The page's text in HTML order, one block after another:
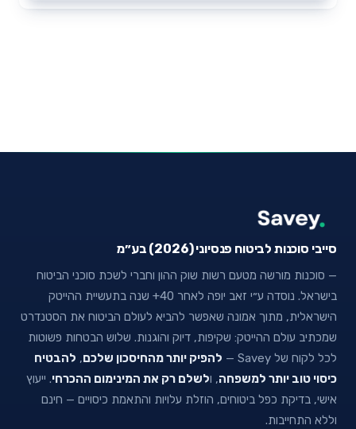
סייבי סוכנות לביטוח פנסיוני (2026) בע״מ
— סוכנות מורשה מטעם רשות שוק ההון וחברי לשכת סוכני הביטוח
בישראל. נוסדה ע״י זאב יופה לאחר 40+ שנה בתעשיית ההייטק
הישראלית, מתוך אמונה שאפשר להביא לעולם הביטוח את הסטנדרט
שמכתיב עולם ההייטק: שקיפות, דיוק והוגנות. שלוש הבטחות פשוטות
לכל לקוח של Savey —
להפיק יותר מהחיסכון שלכם, להבטיח
כיסוי טוב יותר למשפחה, ולשלם רק את המינימום ההכרחי. ייעוץ
אישי, בדיקת כפל ביטוחים, הוזלת עלויות והתאמת כיסויים — חינם
וללא התחייבות.